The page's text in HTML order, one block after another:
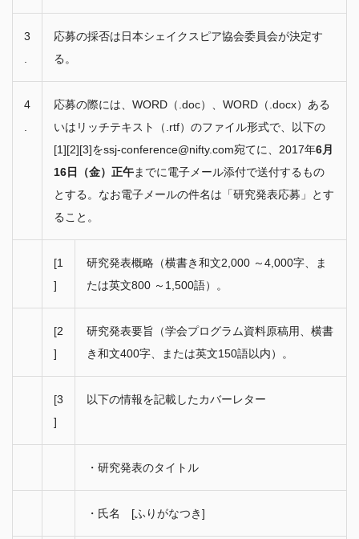
3
応募の採否は日本シェイクスピア協会委員会が決定す
る。
4
応募の際には、WORD（.doc）、WORD（.docx）ある
いはリッチテキスト（.rtf）のファイル形式で、以下の
[1][2][3]をssj-conference@nifty.com宛てに、2017年6月
16日（金）正午までに電子メール添付で送付するもの
とする。なお電子メールの件名は「研究発表応募」とす
ること。
[1
]
研究発表概略（横書き和文2,000 ～4,000字、ま
たは英文800 ～1,500語）。
[2
]
研究発表要旨（学会プログラム資料原稿用、横書
き和文400字、または英文150語以内）。
[3
]
以下の情報を記載したカバーレター
・研究発表のタイトル
・氏名　[ふりがなつき]